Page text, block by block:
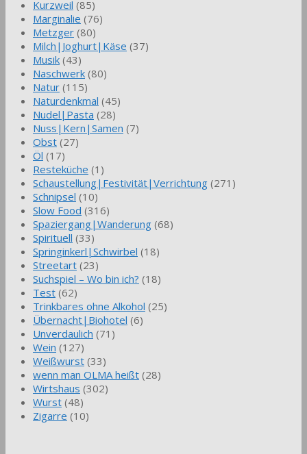
Kurzweil (85)
Marginalie (76)
Metzger (80)
Milch|Joghurt|Käse (37)
Musik (43)
Naschwerk (80)
Natur (115)
Naturdenkmal (45)
Nudel|Pasta (28)
Nuss|Kern|Samen (7)
Obst (27)
Öl (17)
Resteküche (1)
Schaustellung|Festivität|Verrichtung (271)
Schnipsel (10)
Slow Food (316)
Spaziergang|Wanderung (68)
Spirituell (33)
Springinkerl|Schwirbel (18)
Streetart (23)
Suchspiel – Wo bin ich? (18)
Test (62)
Trinkbares ohne Alkohol (25)
Übernacht|Biohotel (6)
Unverdaulich (71)
Wein (127)
Weißwurst (33)
wenn man OLMA heißt (28)
Wirtshaus (302)
Wurst (48)
Zigarre (10)